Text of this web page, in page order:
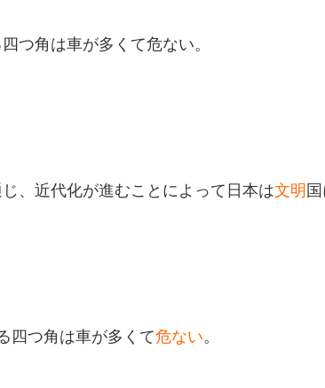
つ角は車が多くて危ない。
、近代化が進むことによって日本は文明
四つ角は車が多くて危ない。